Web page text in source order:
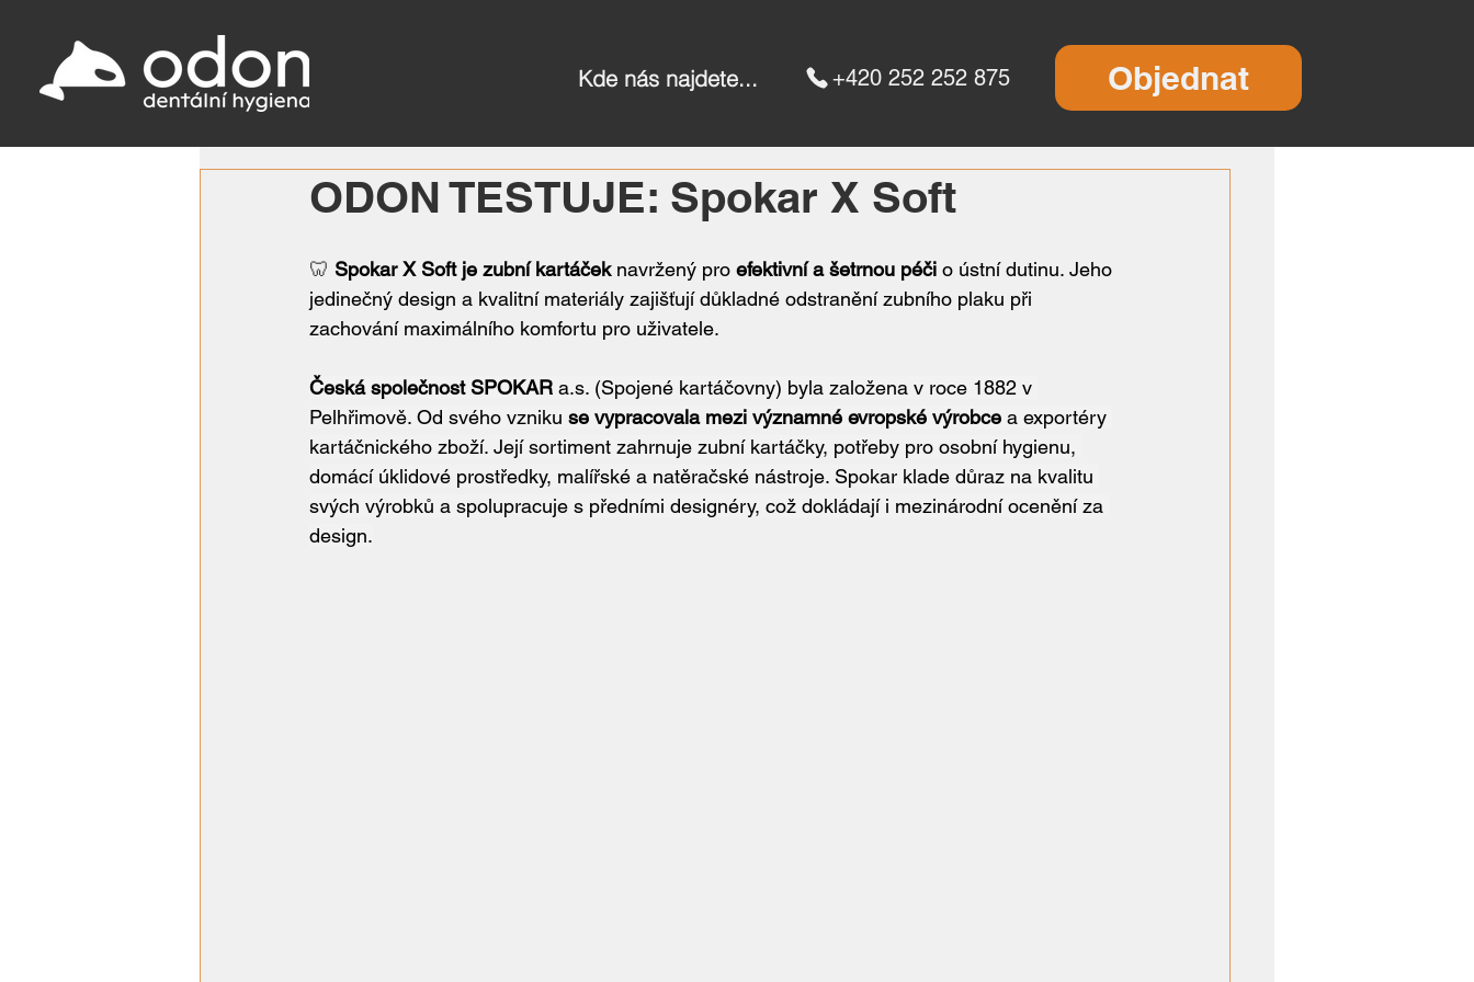
Kde nás najdete... +420 252 252 875 Objednat
ODON TESTUJE: Spokar X Soft
🦷 Spokar X Soft je zubní kartáček navržený pro efektivní a šetrnou péči o ústní dutinu. Jeho
jedinečný design a kvalitní materiály zajišťují důkladné odstranění zubního plaku při
zachování maximálního komfortu pro uživatele.
Česká společnost SPOKAR a.s. (Spojené kartáčovny) byla založena v roce 1882 v
Pelhřimově. Od svého vzniku se vypracovala mezi významné evropské výrobce a exportéry
kartáčnického zboží. Její sortiment zahrnuje zubní kartáčky, potřeby pro osobní hygienu,
domácí úklidové prostředky, malířské a natěračské nástroje. Spokar klade důraz na kvalitu
svých výrobků a spolupracuje s předními designéry, což dokládají i mezinárodní ocenění za
design.